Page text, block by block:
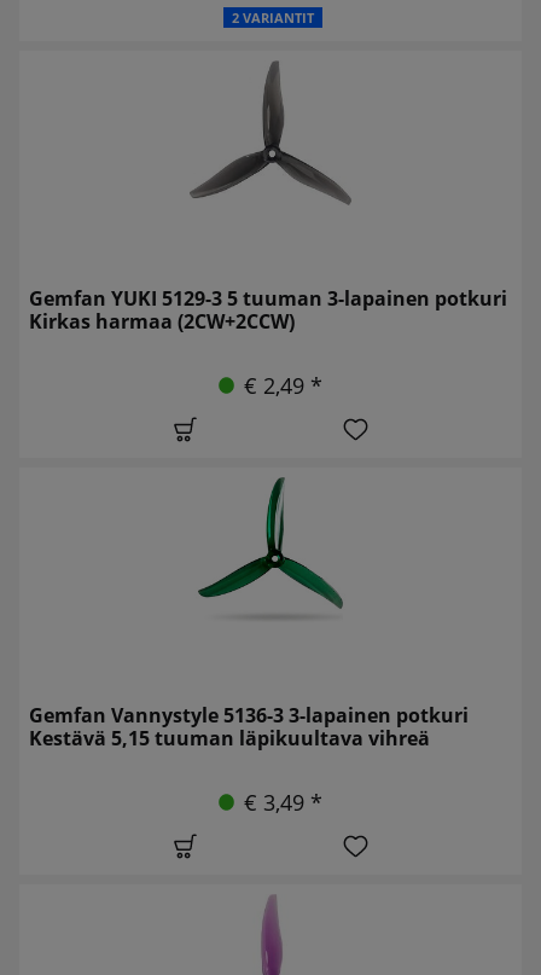
2 VARIANTIT
Gemfan YUKI 5129-3 5 tuuman 3-lapainen potkuri
Kirkas harmaa (2CW+2CCW)
€ 2,49 *
Gemfan Vannystyle 5136-3 3-lapainen potkuri
Kestävä 5,15 tuuman läpikuultava vihreä
€ 3,49 *